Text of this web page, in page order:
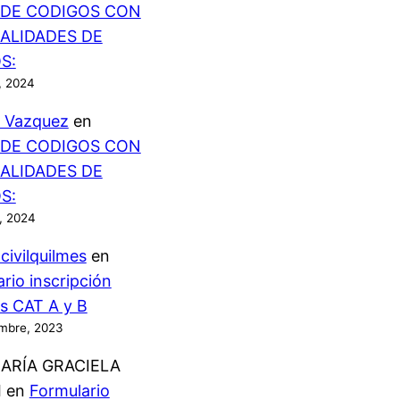
CODIGOS CON
DE
2024
en
CODIGOS CON
DE
2024
en
inscripción
CAT A y B
2023
GRACIELA
en Formulario